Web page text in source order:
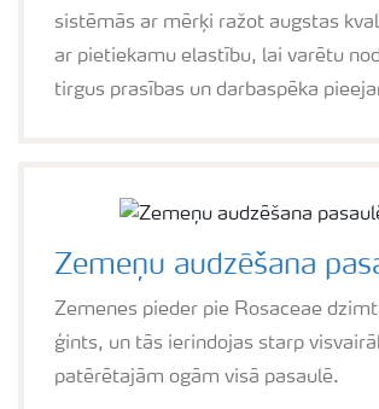
sistēmās ar mērķi ražot augstas
ar pietiekamu elastību, lai varētu
tirgus prasības un darbaspēka
Zemeņu audzēšana
Zemenes pieder pie Rosaceae
ģints, un tās ierindojas starp
patērētajām ogām visā pasaulē.